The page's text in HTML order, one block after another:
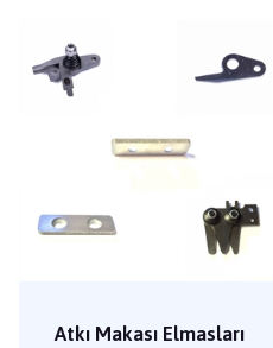
Atkı Makası Elmasları